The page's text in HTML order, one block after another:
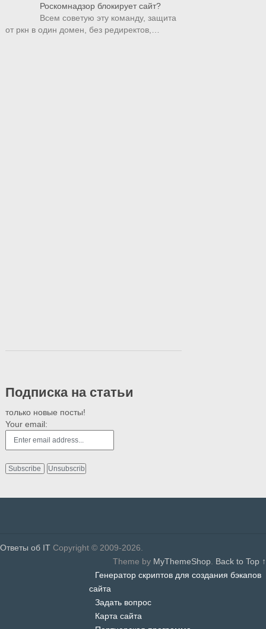
Роскомнадзор блокирует сайт?
Всем советую эту команду, защита
от ркн в один домен, без редиректов,…
Подписка на статьи
только новые посты!
Your email:
Ответы об IT Copyright © 2009-2026.
Theme by MyThemeShop Back to Top ↑
Генератор скриптов для создания бэкапов
сайта
Задать вопрос
Карта сайта